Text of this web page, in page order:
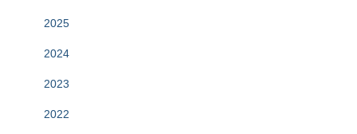
2025
2024
2023
2022